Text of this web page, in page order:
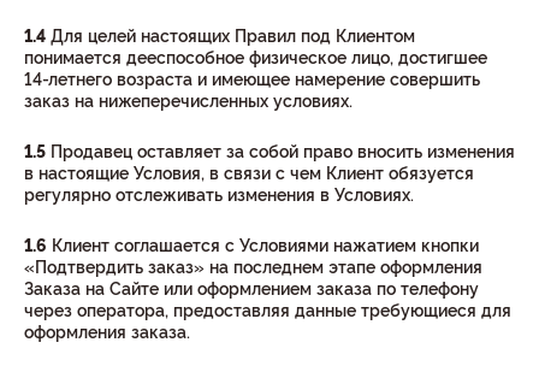
1.4 Для целей настоящих Правил под Клиентом
понимается дееспособное физическое лицо, достигшее
14-летнего возраста и имеющее намерение совершить
заказ на нижеперечисленных условиях.
1.5 Продавец оставляет за собой право вносить изменения
в настоящие Условия, в связи с чем Клиент обязуется
регулярно отслеживать изменения в Условиях.
1.6 Клиент соглашается с Условиями нажатием кнопки
«Подтвердить заказ» на последнем этапе оформления
Заказа на Сайте или оформлением заказа по телефону
через оператора, предоставляя данные требующиеся для
оформления заказа.